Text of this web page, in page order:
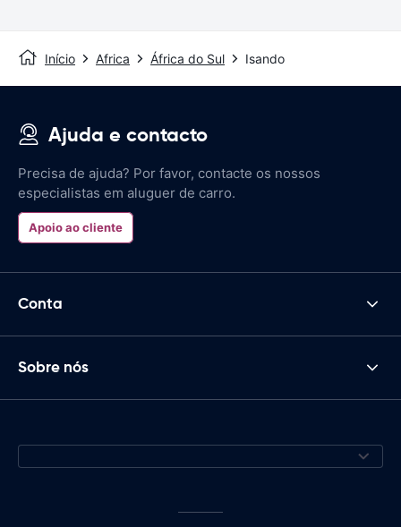
Início Africa África do Sul Isando
Ajuda e contacto
Precisa de ajuda? Por favor, contacte os nossos
especialistas em aluguer de carro.
Apoio ao cliente
Conta
Sobre nós